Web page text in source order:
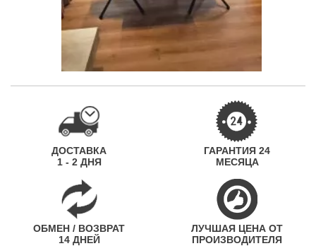
ДОСТАВКА
1 - 2 ДНЯ
ГАРАНТИЯ 24
МЕСЯЦА
ОБМЕН / ВОЗВРАТ
14 ДНЕЙ
ЛУЧШАЯ ЦЕНА ОТ
ПРОИЗВОДИТЕЛЯ